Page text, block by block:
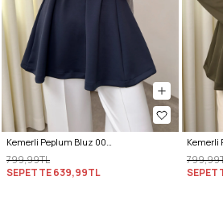
Kemerli Peplum Bluz 0040 - LACİVERT
799,99TL
SEPETTE639,99TL